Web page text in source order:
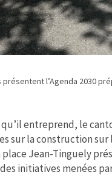
l’Agenda 2030
entreprend, le
sur la construction sur
Jean-Tinguely
initiatives menées